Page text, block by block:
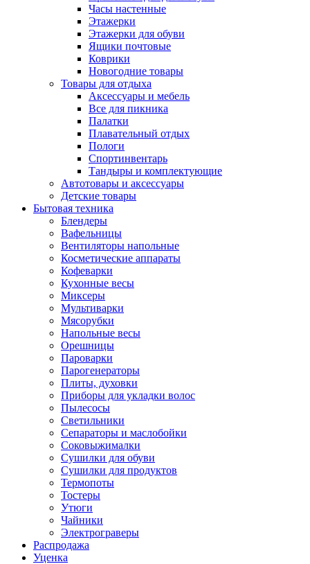
Часы настенные
Этажерки
Этажерки для обуви
Ящики почтовые
Коврики
Новогодние товары
Товары для отдыха
Аксессуары и мебель
Все для пикника
Палатки
Плавательный отдых
Пологи
Спортинвентарь
Тандыры и комплектующие
Автотовары и аксессуары
Детские товары
Бытовая техника
Блендеры
Вафельницы
Вентиляторы напольные
Косметические аппараты
Кофеварки
Кухонные весы
Миксеры
Мультиварки
Мясорубки
Напольные весы
Орешницы
Пароварки
Парогенераторы
Плиты, духовки
Приборы для укладки волос
Пылесосы
Светильники
Сепараторы и маслобойки
Соковыжималки
Сушилки для обуви
Сушилки для продуктов
Термопоты
Тостеры
Утюги
Чайники
Электрограверы
Распродажа
Уценка